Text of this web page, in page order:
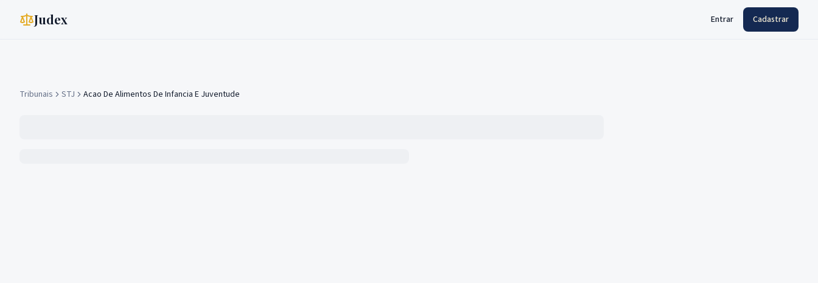
Judex Entrar Cadastrar
Tribunais STJ Acao De Alimentos De Infancia E Juventude